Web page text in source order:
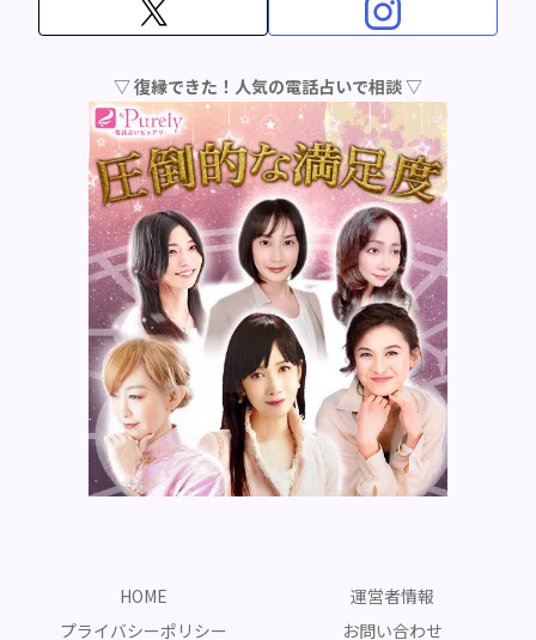
▽ 復縁できた！人気の電話占いで相談 ▽
HOME
運営者情報
プライバシーポリシー
お問い合わせ